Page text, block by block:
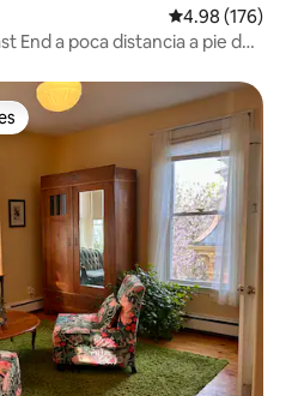
Calificación
4.98 (176)
End a poca distancia a pie del